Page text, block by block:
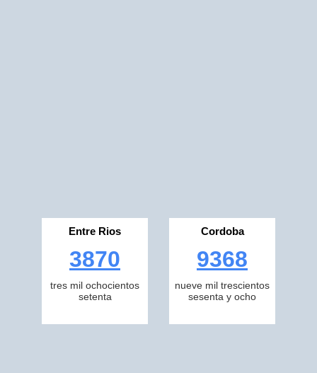
Entre Rios
3870
tres mil ochocientos
setenta
Cordoba
9368
nueve mil trescientos
sesenta y ocho